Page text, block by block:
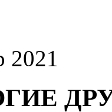
2021